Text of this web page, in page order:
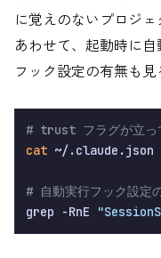
に覚えのないプロジ
あわせて、起動時に
フック設定の有無も見
# trust フラグが立っ
cat ~/.claude.json
# 自動実行フック設定
grep -RnE